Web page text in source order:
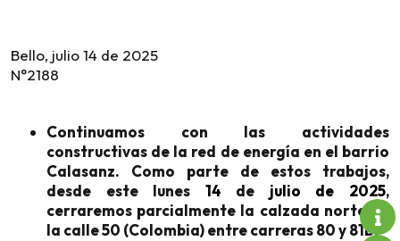
Bello, julio 14 de 2025
N°2188
Continuamos con las actividades
constructivas de la red de energía en el barrio
Calasanz. Como parte de estos trabajos,
desde este lunes 14 de julio de 2025,
cerraremos parcialmente la calzada norte de
la calle 50 (Colombia) entre carreras 80 y 81B.